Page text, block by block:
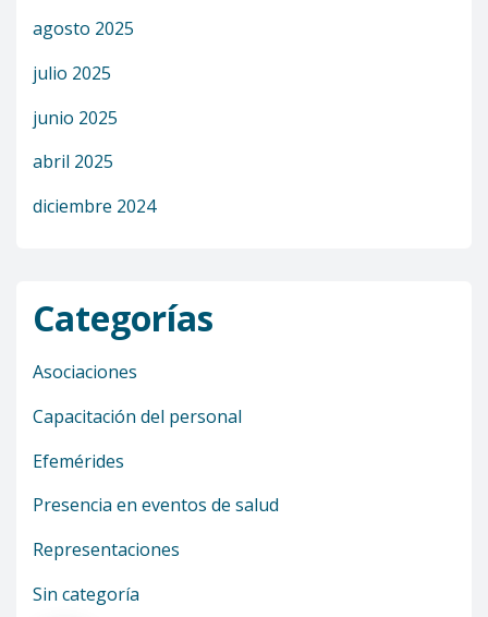
agosto 2025
julio 2025
junio 2025
abril 2025
diciembre 2024
Categorías
Asociaciones
Capacitación del personal
Efemérides
Presencia en eventos de salud
Representaciones
Sin categoría